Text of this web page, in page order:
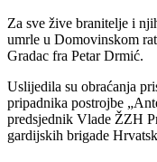
Za sve žive branitelje i
umrle u Domovinskom
Gradac fra Petar Drmić.
Uslijedila su obraćanja
pripadnika postrojbe
predsjednik Vlade ŽZH
gardijskih brigade